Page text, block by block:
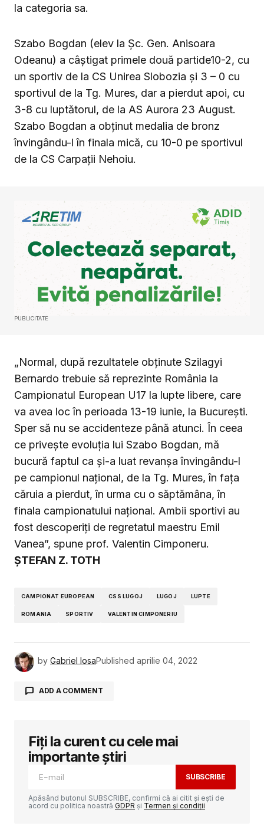
la categoria sa.
Szabo Bogdan (elev la Șc. Gen. Anisoara
Odeanu) a câștigat primele două partide10-2, cu
un sportiv de la CS Unirea Slobozia și 3 – 0 cu
sportivul de la Tg. Mures, dar a pierdut apoi, cu
3-8 cu luptătorul, de la AS Aurora 23 August.
Szabo Bogdan a obținut medalia de bronz
învingându-l în finala mică, cu 10-0 pe sportivul
de la CS Carpații Nehoiu.
PUBLICITATE
„Normal, după rezultatele obținute Szilagyi
Bernardo trebuie să reprezinte România la
Campionatul European U17 la lupte libere, care
va avea loc în perioada 13-19 iunie, la București.
Sper să nu se accidenteze până atunci. În ceea
ce privește evoluția lui Szabo Bogdan, mă
bucură faptul ca și-a luat revanșa învingându-l
pe campionul național, de la Tg. Mures, în fața
căruia a pierdut, în urma cu o săptămâna, în
finala campionatului național. Ambii sportivi au
fost descoperiți de regretatul maestru Emil
Vanea”, spune prof. Valentin Cimponeru.
ȘTEFAN Z. TOTH
CAMPIONAT EUROPEAN CSS LUGOJ LUGOJ LUPTE
ROMANIA SPORTIV VALENTIN CIMPONERIU
by Gabriel IosaPublished aprilie 04, 2022
ADD A COMMENT
Adresa ta de email nu va fi publicată.
Câmpurile obligatorii sunt marcate cu
Fiți la curent cu cele mai
importante știri
SUBSCRIBE
Apăsând butonul SUBSCRIBE, confirmi că ai citit și ești de
acord cu politica noastră GDPR și Termen și condiții